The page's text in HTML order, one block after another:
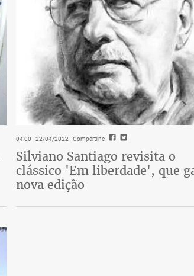
04:00 - 22/04/2022- Compartilhe
Silviano Santiago revisita o
clássico 'Em liberdade', que
nova edição